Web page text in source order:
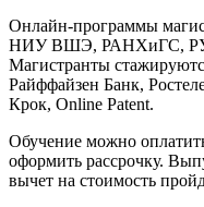
Онлайн-программы
НИУ ВШЭ, РАНХиГС,
Магистранты
Райффайзен Банк,
Крок, Online Patent.
Обучение можно
оформить рассрочку.
вычет на стоимость